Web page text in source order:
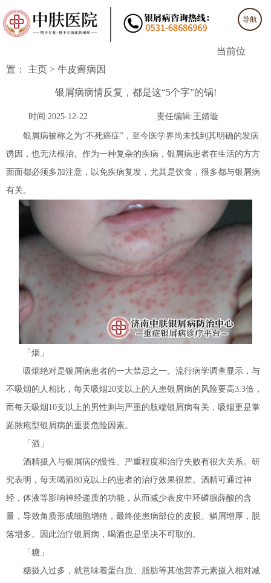
导航
当前位
置： 主页 > 牛皮癣病因
银屑病病情反复，都是这“5个字”的锅!
时间:2025-12-22 责任编辑:王婧璇
银屑病被称之为“不死癌症”，至今医学界尚未找到其明确的发病
诱因，也无法根治。作为一种复杂的疾病，银屑病患者在生活的方方
面面都必须多加注意，以免疾病复发，尤其是饮食，很多都与银屑病
有关。
「烟」
吸烟绝对是银屑病患者的一大禁忌之一。流行病学调查显示，与
不吸烟的人相比，每天吸烟20支以上的人患银屑病的风险要高3.3倍，
而每天吸烟10支以上的男性则与严重的肢端银屑病有关，吸烟更是掌
跖脓疱型银屑病的重要危险因素。
「酒」
酒精摄入与银屑病的慢性、严重程度和治疗失败有很大关系。研
究表明，每天喝酒80克以上的患者的治疗效果很差。酒精可通过神
经，体液等影响神经递质的功能，从而减少表皮中环磷腺薛酸的含
量，导致角质形成细胞增殖，最终使患病部位的皮损、鳞屑增厚，脱
落增多。因此治疗银屑病，喝酒也是坚决不可取的。
「糖」
糖摄入过多，就意味着蛋白质、脂肪等其他营养元素摄入相对减